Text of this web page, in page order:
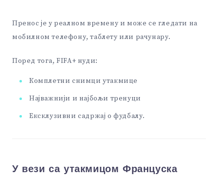
Пренос је у реалном времену и може се гледати на
мобилном телефону, таблету или рачунару.
Поред тога, FIFA+ нуди:
Комплетни снимци утакмице
Најважнији и најбољи тренуци
Ексклузивни садржај о фудбалу.
У вези са утакмицом Француска